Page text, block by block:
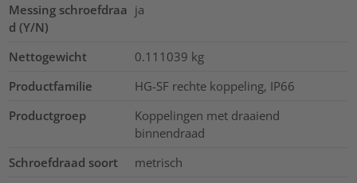
Messing schroefdraa
d (Y/N)
ja
Nettogewicht 0.111039 kg
Productfamilie
HG-SF rechte koppeling, IP66
Productgroep
Koppelingen met draaiend
binnendraad
Schroefdraad soort
metrisch